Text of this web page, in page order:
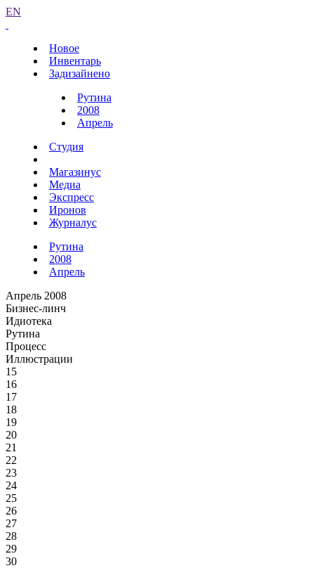
EN
Новое
Инвентарь
Задизайнено
Рутина
2008
Апрель
Студия
Магазинус
Медиа
Экспресс
Иронов
Журналус
Рутина
2008
Апрель
Апрель 2008
Бизнес-линч
Идиотека
Рутина
Процесс
Иллюстрации
15
16
17
18
19
20
21
22
23
24
25
26
27
28
29
30